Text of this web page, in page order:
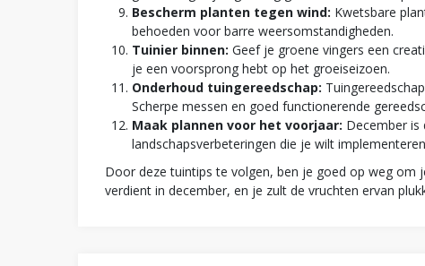
Bescherm planten tegen wind: Kwetsbare
behoeden voor barre weersomstandigheden.
Tuinier binnen: Geef je groene vingers een
je een voorsprong hebt op het groeiseizoen.
Onderhoud tuingereedschap:
Scherpe messen en goed functionerende
Maak plannen voor het voorjaar: December
landschapsverbeteringen die je wilt
Door deze tuintips te volgen, ben je goed op weg om
verdient in december, en je zult de vruchten ervan